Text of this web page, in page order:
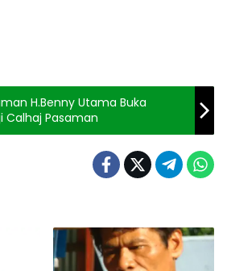
H.Benny Utama Buka
Calhaj Pasaman